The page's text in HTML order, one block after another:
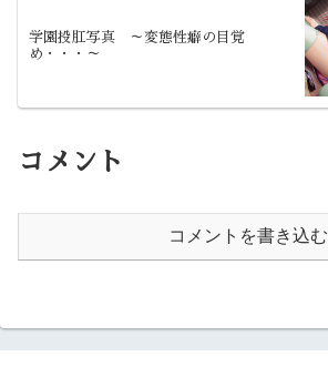
学園投肛写真 ～変態性癖の目覚
め・・・～
コメント
コメントを書き込む